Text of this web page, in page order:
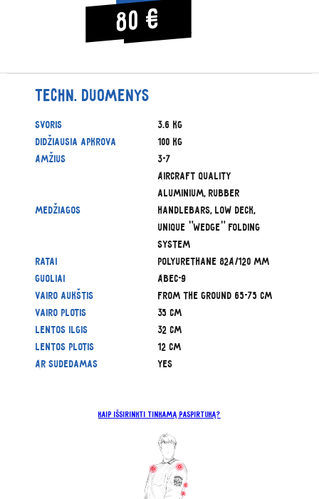
80 €
Techn. duomenys
Svoris
3.6 kg
Didžiausia apkrova
100 kg
Amžius
3-7
Medžiagos
Aircraft quality
aluminium, Rubber
handlebars, Low deck,
Unique "Wedge" folding
system
Ratai
Polyurethane 82A/120 mm
Guoliai
Abec-9
Vairo aukštis
from the ground 65-75 cm
Vairo plotis
35 cm
Lentos ilgis
32 cm
Lentos plotis
12 cm
Ar sudedamas
Yes
Kaip išsirinkti tinkamą paspirtuką?